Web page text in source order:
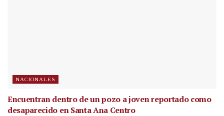
NACIONALES
Encuentran dentro de un pozo a joven reportado como
desaparecido en Santa Ana Centro